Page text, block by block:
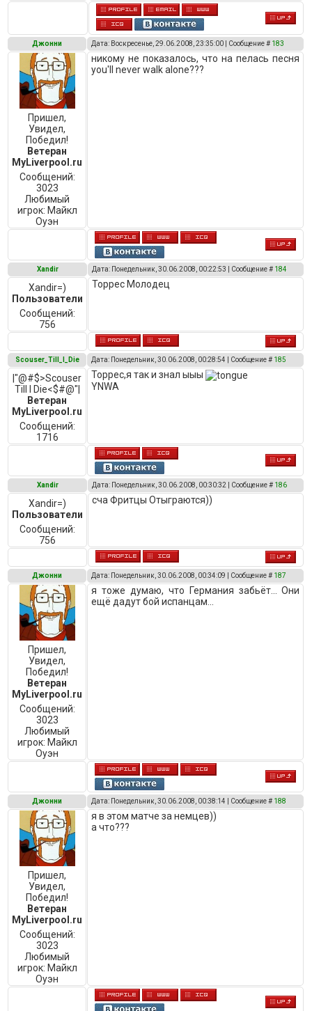
Джонни Дата: Воскресенье, 29.06.2008, 23:35:00 | Сообщение # 183
Пришел,
Увидел,
Победил!
Ветеран
MyLiverpool.ru
Сообщений:
3023
Любимый
игрок: Майкл
Оуэн
никому не показалось, что на пелась песня
you'll never walk alone???
Xandir Дата: Понедельник, 30.06.2008, 00:22:53 | Сообщение # 184
Xandir=)
Пользователи
Сообщений:
756
Торрес Молодец
Scouser_Till_I_Die Дата: Понедельник, 30.06.2008, 00:28:54 | Сообщение # 185
|"@#$>Scouser
Till I Die<$#@"|
Ветеран
MyLiverpool.ru
Сообщений:
1716
Торрес,я так и знал ыыы
YNWA
Xandir Дата: Понедельник, 30.06.2008, 00:30:32 | Сообщение # 186
Xandir=)
Пользователи
Сообщений:
756
сча Фритцы Отыграются))
Джонни Дата: Понедельник, 30.06.2008, 00:34:09 | Сообщение # 187
Пришел,
Увидел,
Победил!
Ветеран
MyLiverpool.ru
Сообщений:
3023
Любимый
игрок: Майкл
Оуэн
я тоже думаю, что Германия забьёт... Они
ещё дадут бой испанцам...
Джонни Дата: Понедельник, 30.06.2008, 00:38:14 | Сообщение # 188
Пришел,
Увидел,
Победил!
Ветеран
MyLiverpool.ru
Сообщений:
3023
Любимый
игрок: Майкл
Оуэн
я в этом матче за немцев))
а что???